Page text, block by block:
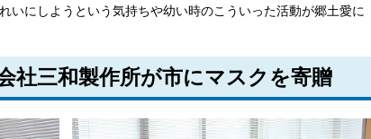
いにしようという気持ちや幼い時のこういった活動が郷土愛に
社三和製作所が市にマスクを寄贈